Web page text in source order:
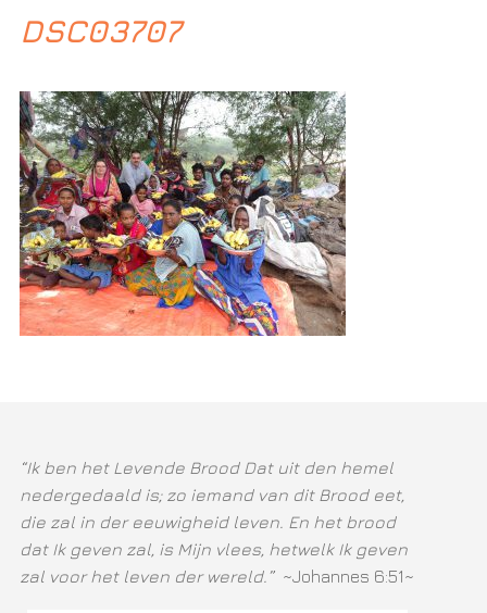
DSC03707
“Ik ben het Levende Brood Dat uit den hemel
nedergedaald is; zo iemand van dit Brood eet,
die zal in der eeuwigheid leven. En het brood
dat Ik geven zal, is Mijn vlees, hetwelk Ik geven
zal voor het leven der wereld.” ~Johannes 6:51~